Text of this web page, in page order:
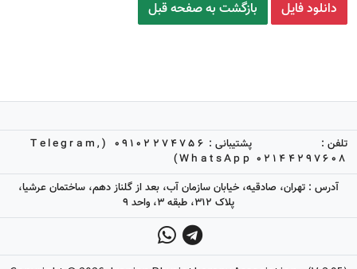
دانلود فایل بازگشت به صفحه قبل
تلفن :
02144297608
پشتیبانی :
09102274756 (Telegram,
WhatsApp)
آدرس : تهران، صادقیه، خیابان سازمان آب، بعد از گلناز دهم، ساختمان عرشیا،
پلاک 312، طبقه 3، واحد 9